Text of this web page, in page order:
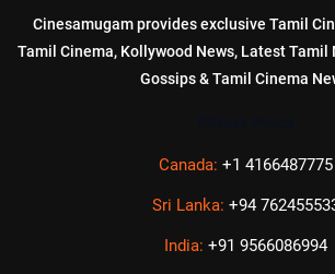
Cinesamugam provides exclusive Tamil
Tamil Cinema, Kollywood News, Latest Tamil
Gossips & Tamil Cinema
Canada: +1 4166487775
Sri Lanka: +94
India: +91 9566086994